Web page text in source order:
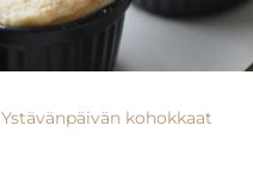
Ystävänpäivän kohokkaat